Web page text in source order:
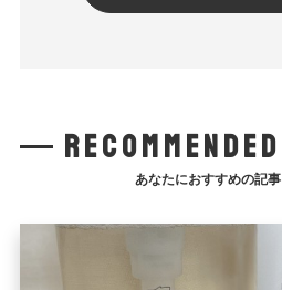
recommended
あなたにおすすめの記事